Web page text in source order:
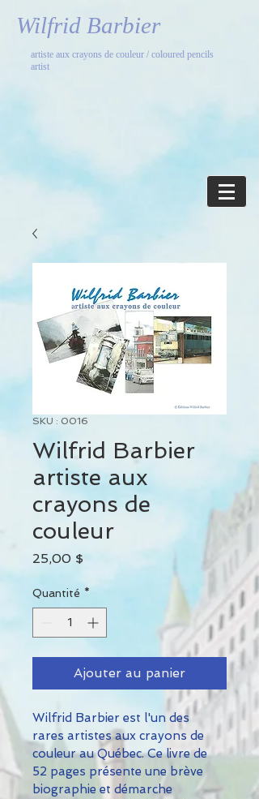
Wilfrid Barbier
artiste aux crayons de couleur / coloured pencils
artist
SKU : 0016
Wilfrid Barbier
artiste aux
crayons de
couleur
25,00 $
Quantité *
Ajouter au panier
Wilfrid Barbier est l'un des
rares artistes aux crayons de
couleur au Québec. Ce livre de
52 pages présente une brève
biographie et démarche